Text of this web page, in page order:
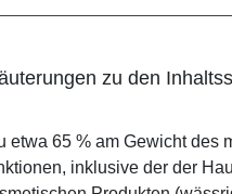
zu den
etwa 65 % am Gewicht
inklusive der der